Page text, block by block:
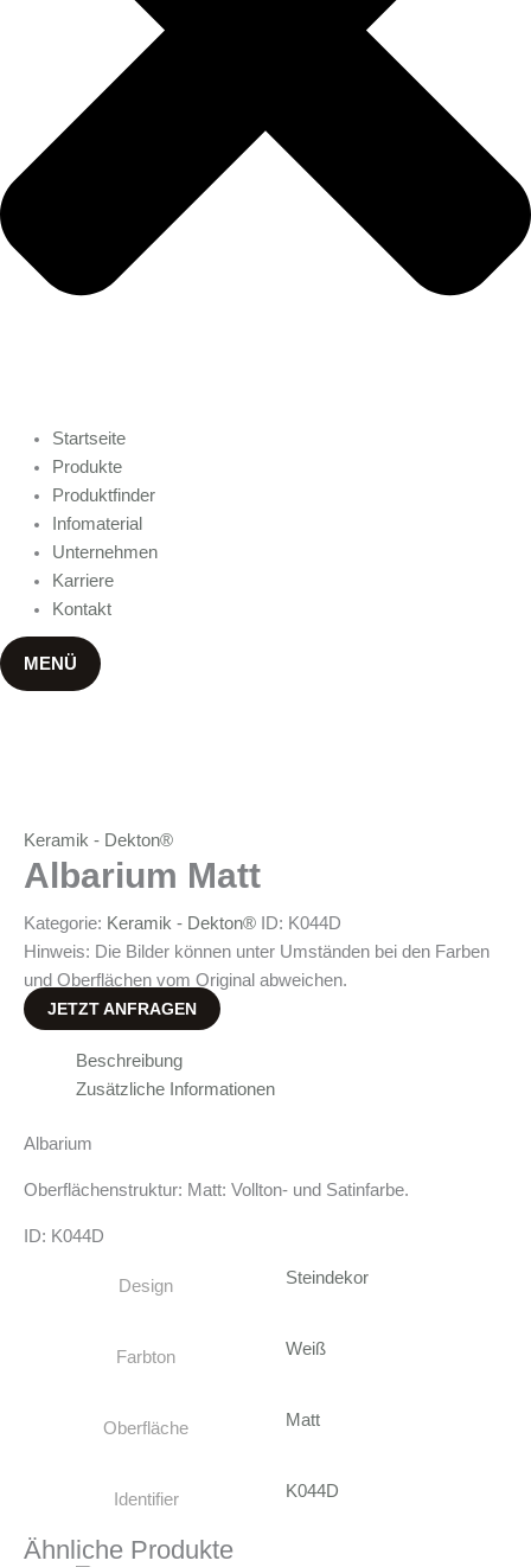
Startseite
Produkte
Produktfinder
Infomaterial
Unternehmen
Karriere
Kontakt
MENÜ
Keramik - Dekton®
Albarium Matt
Kategorie: Keramik - Dekton® ID: K044D
Hinweis: Die Bilder können unter Umständen bei den Farben
und Oberflächen vom Original abweichen.
JETZT ANFRAGEN
Beschreibung
Zusätzliche Informationen
Albarium
Oberflächenstruktur: Matt: Vollton- und Satinfarbe.
ID: K044D
Design Steindekor
Farbton Weiß
Oberfläche Matt
Identifier K044D
Ähnliche Produkte